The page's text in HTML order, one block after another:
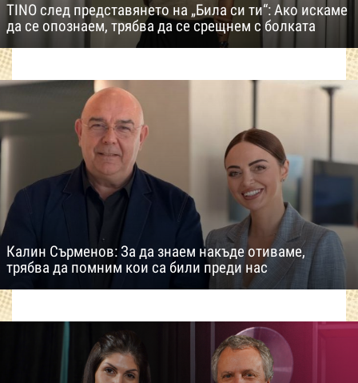
TINO след представянето на „Била си ти“: Ако искаме
да се опознаем, трябва да се срещнем с болката
Калин Сърменов: За да знаем накъде отиваме,
трябва да помним кои са били преди нас